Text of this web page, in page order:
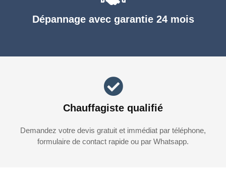
Dépannage avec garantie 24 mois
Chauffagiste qualifié
Demandez votre devis gratuit et immédiat par téléphone,
formulaire de contact rapide ou par Whatsapp.